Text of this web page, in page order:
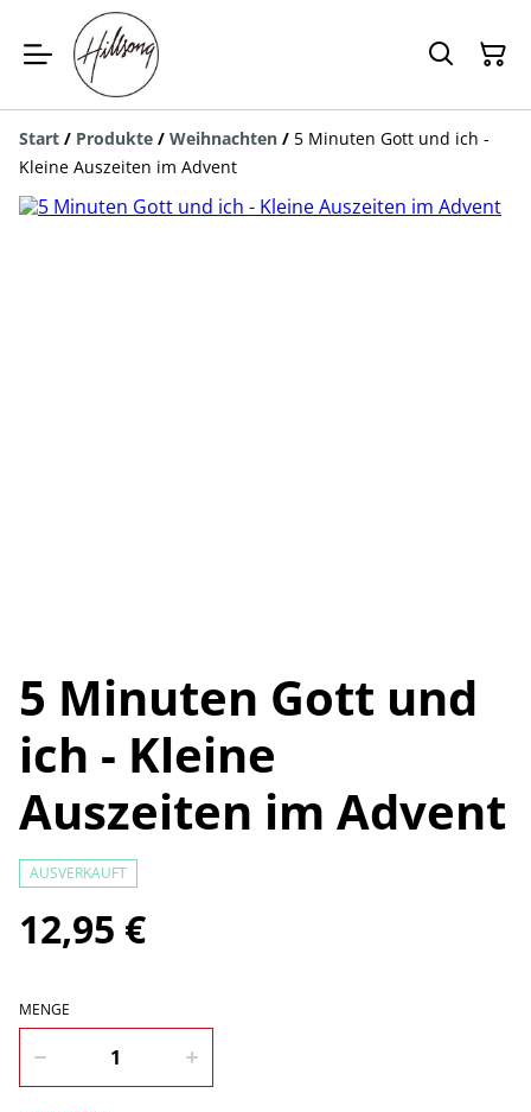
Start / Produkte / Weihnachten / 5 Minuten Gott und ich -
Kleine Auszeiten im Advent
5 Minuten Gott und
ich - Kleine
Auszeiten im Advent
AUSVERKAUFT
12,95 €
MENGE